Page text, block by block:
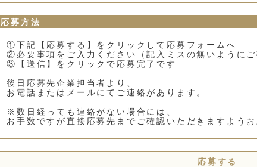
応募方法
①下記【応募する】をクリックして応募フォームへ
②必要事項をご入力ください（記入ミスの無いように
③【送信】をクリックで応募完了です
後日応募先企業担当者より、
お電話またはメールにてご連絡があります。
※数日経っても連絡がない場合には、
お手数ですが直接応募先までご確認いただきますよう
応募する